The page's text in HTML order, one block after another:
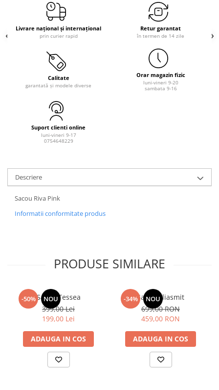
Livrare național și internațional
prin curier rapid
Retur garantat
în termen de 14 zile
Calitate
garantată și modele diverse
Orar magazin fizic
luni-vineri 9-20
sambata 9-16
Suport clienti online
luni-vineri 9-17
0754648229
Descriere
Sacou Riva Pink
Informatii conformitate produs
PRODUSE SIMILARE
-50% NOU
Sacou Tessea
399,00 Lei
199,00 Lei
ADAUGA IN COS
-34% NOU
Sacou Eliasmit
699,00 RON
459,00 RON
ADAUGA IN COS